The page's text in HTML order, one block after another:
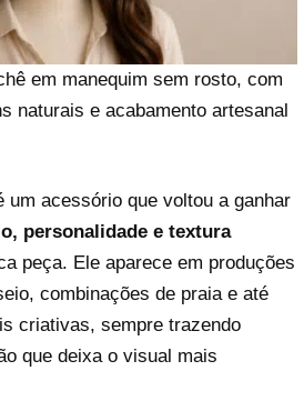
em manequim sem rosto, com
naturais e acabamento artesanal
um acessório que voltou a ganhar
personalidade e textura
peça. Ele aparece em produções
combinações de praia e até
criativas, sempre trazendo
que deixa o visual mais